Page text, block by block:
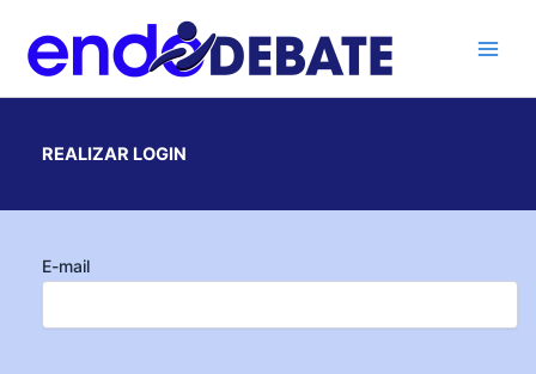
para
conteúdo
REALIZAR LOGIN
E-mail